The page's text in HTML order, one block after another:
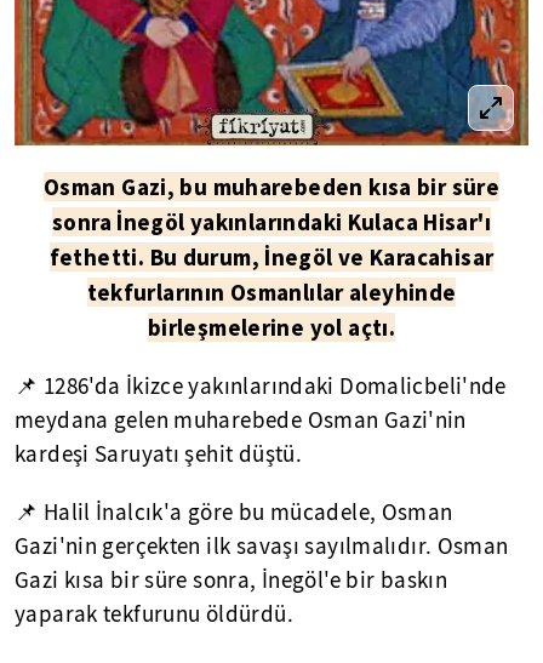
Osman Gazi, bu muharebeden kısa bir süre
sonra İnegöl yakınlarındaki Kulaca Hisar'ı
fethetti. Bu durum, İnegöl ve Karacahisar
tekfurlarının Osmanlılar aleyhinde
birleşmelerine yol açtı.
📌 1286'da İkizce yakınlarındaki Domalicbeli'nde
meydana gelen muharebede Osman Gazi'nin
kardeşi Saruyatı şehit düştü.
📌 Halil İnalcık'a göre bu mücadele, Osman
Gazi'nin gerçekten ilk savaşı sayılmalıdır. Osman
Gazi kısa bir süre sonra, İnegöl'e bir baskın
yaparak tekfurunu öldürdü.